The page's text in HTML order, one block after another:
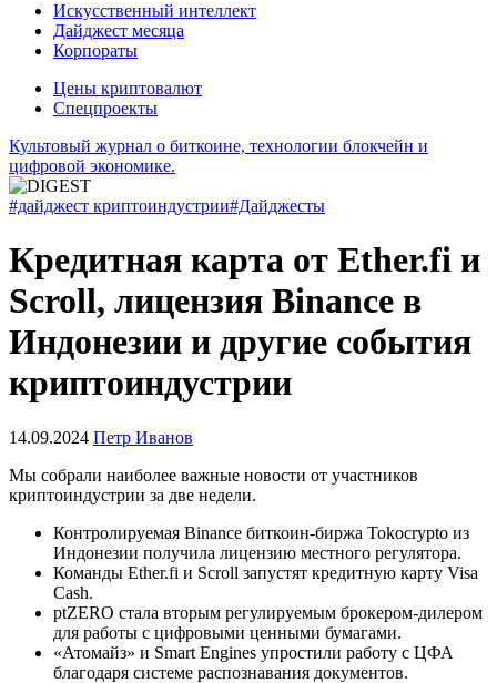
Искусственный интеллект
Дайджест месяца
Корпораты
Цены криптовалют
Спецпроекты
Культовый журнал о биткоине, технологии блокчейн и
цифровой экономике.
#дайджест криптоиндустрии#Дайджесты
Кредитная карта от Ether.fi и
Scroll, лицензия Binance в
Индонезии и другие события
криптоиндустрии
14.09.2024 Петр Иванов
Мы собрали наиболее важные новости от участников
криптоиндустрии за две недели.
Контролируемая Binance биткоин-биржа Tokocrypto из
Индонезии получила лицензию местного регулятора.
Команды Ether.fi и Scroll запустят кредитную карту Visa
Cash.
рtZERO стала вторым регулируемым брокером-дилером
для работы с цифровыми ценными бумагами.
«Атомайз» и Smart Engines упростили работу с ЦФА
благодаря системе распознавания документов.